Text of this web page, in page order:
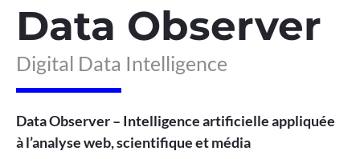
Data Observer
Digital Data Intelligence
Data Observer – Intelligence artificielle appliquée
à l’analyse web, scientifique et média